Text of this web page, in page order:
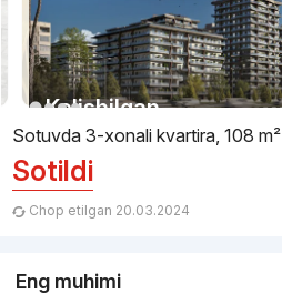
Kelishilgan
Topshirildi 2025
TJ «NUR»
Sotuvda 3-xonali kvartira, 108 m²
Sotildi
Chop etilgan 20.03.2024
Eng muhimi